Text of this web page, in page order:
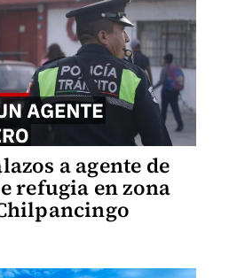
a agente de
refugia en zona